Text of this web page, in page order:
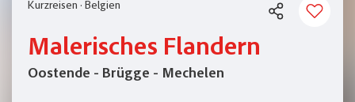
Kurzreisen · Belgien
Malerisches Flandern
Oostende - Brügge - Mechelen